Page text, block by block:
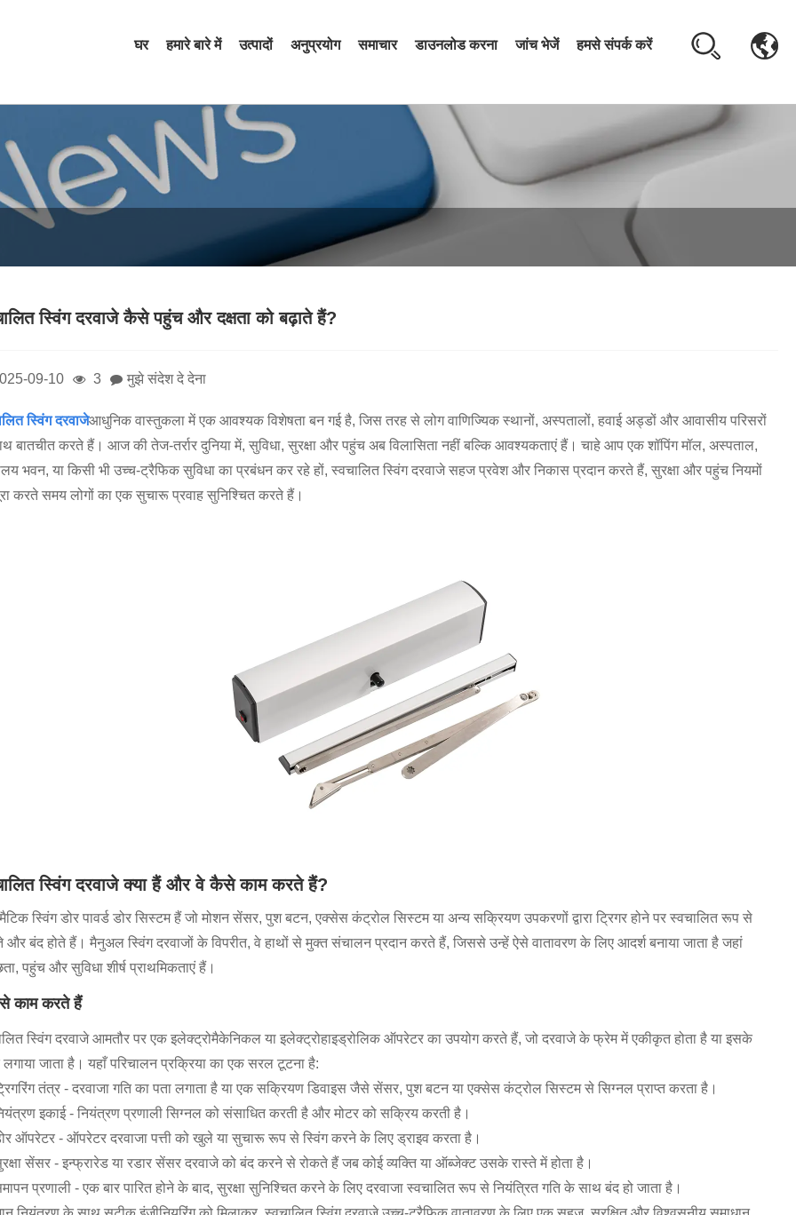
घर हमारे बारे में उत्पादों अनुप्रयोग समाचार डाउनलोड करना जांच भेजें हमसे संपर्क करें
स्विंग दरवाजे कैसे पहुंच और दक्षता को बढ़ाते हैं?
09-10 3 मुझे संदेश दे देना
स्विंग दरवाजेआधुनिक वास्तुकला में एक आवश्यक विशेषता बन गई है, जिस तरह से लोग वाणिज्यिक स्थानों, अस्पतालों, हवाई अड्डों और आवासीय परिसरों
बातचीत करते हैं। आज की तेज-तर्रार दुनिया में, सुविधा, सुरक्षा और पहुंच अब विलासिता नहीं बल्कि आवश्यकताएं हैं। चाहे आप एक शॉपिंग मॉल, अस्पताल,
भवन, या किसी भी उच्च-ट्रैफिक सुविधा का प्रबंधन कर रहे हों, स्वचालित स्विंग दरवाजे सहज प्रवेश और निकास प्रदान करते हैं, सुरक्षा और पहुंच नियमों
करते समय लोगों का एक सुचारू प्रवाह सुनिश्चित करते हैं।
स्विंग दरवाजे क्या हैं और वे कैसे काम करते हैं?
स्विंग डोर पावर्ड डोर सिस्टम हैं जो मोशन सेंसर, पुश बटन, एक्सेस कंट्रोल सिस्टम या अन्य सक्रियण उपकरणों द्वारा ट्रिगर होने पर स्वचालित रूप से
बंद होते हैं। मैनुअल स्विंग दरवाजों के विपरीत, वे हाथों से मुक्त संचालन प्रदान करते हैं, जिससे उन्हें ऐसे वातावरण के लिए आदर्श बनाया जाता है जहां
पहुंच और सुविधा शीर्ष प्राथमिकताएं हैं।
काम करते हैं
स्विंग दरवाजे आमतौर पर एक इलेक्ट्रोमैकेनिकल या इलेक्ट्रोहाइड्रोलिक ऑपरेटर का उपयोग करते हैं, जो दरवाजे के फ्रेम में एकीकृत होता है या इसके
जाता है। यहाँ परिचालन प्रक्रिया का एक सरल टूटना है:
तंत्र - दरवाजा गति का पता लगाता है या एक सक्रियण डिवाइस जैसे सेंसर, पुश बटन या एक्सेस कंट्रोल सिस्टम से सिग्नल प्राप्त करता है।
इकाई - नियंत्रण प्रणाली सिग्नल को संसाधित करती है और मोटर को सक्रिय करती है।
ऑपरेटर - ऑपरेटर दरवाजा पत्ती को खुले या सुचारू रूप से स्विंग करने के लिए ड्राइव करता है।
सेंसर - इन्फ्रारेड या रडार सेंसर दरवाजे को बंद करने से रोकते हैं जब कोई व्यक्ति या ऑब्जेक्ट उसके रास्ते में होता है।
प्रणाली - एक बार पारित होने के बाद, सुरक्षा सुनिश्चित करने के लिए दरवाजा स्वचालित रूप से नियंत्रित गति के साथ बंद हो जाता है।